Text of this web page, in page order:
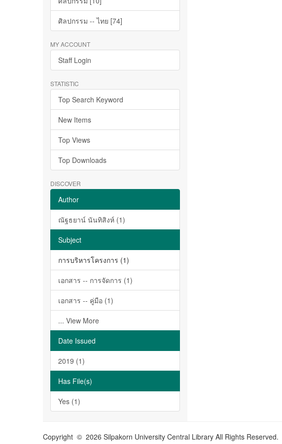
ศิลปกรรม -- ไทย [74]
MY ACCOUNT
Staff Login
STATISTIC
Top Search Keyword
New Items
Top Views
Top Downloads
DISCOVER
Author
ณัฐธยาน์ นันทิสิงห์ (1)
Subject
การบริหารโครงการ (1)
เอกสาร -- การจัดการ (1)
เอกสาร -- คู่มือ (1)
... View More
Date Issued
2019 (1)
Has File(s)
Yes (1)
Copyright © 2026 Silpakorn University Central Library All Rights Reserved.